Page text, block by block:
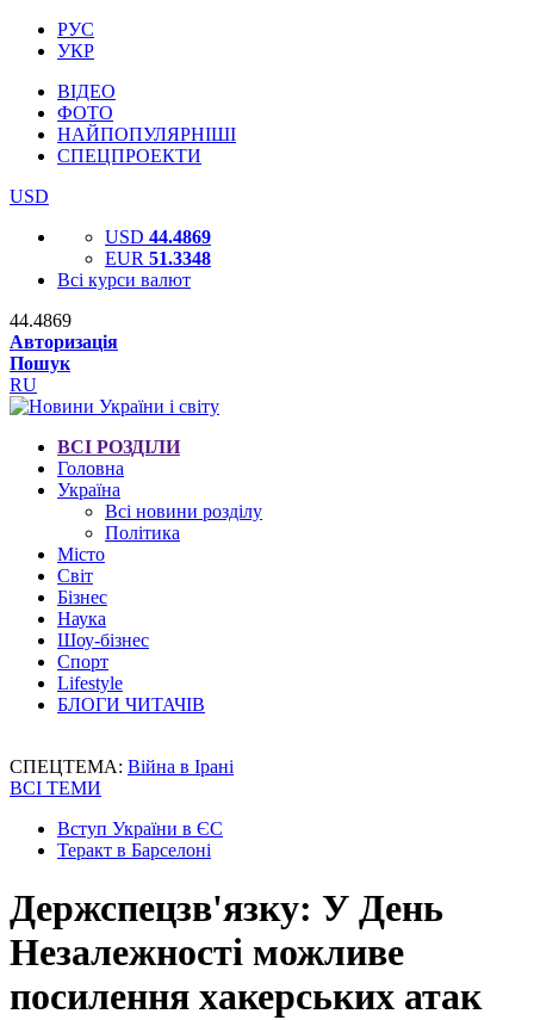
РУС
УКР
ВІДЕО
ФОТО
НАЙПОПУЛЯРНІШІ
СПЕЦПРОЕКТИ
USD
USD 44.4869
EUR 51.3348
Всі курси валют
44.4869
Авторизація
Пошук
RU
ВСІ РОЗДІЛИ
Головна
Україна
Всі новини розділу
Політика
Місто
Світ
Бізнес
Наука
Шоу-бізнес
Спорт
Lifestyle
БЛОГИ ЧИТАЧІВ
СПЕЦТЕМА: Війна в Ірані
ВСІ ТЕМИ
Вступ України в ЄС
Теракт в Барселоні
Держспецзв'язку: У День
Незалежності можливе
посилення хакерських атак